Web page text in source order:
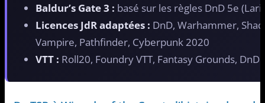
Baldur’s Gate 3 : basé sur les règles DnD 5e
Licences JdR adaptées : DnD, Warhammer,
Vampire, Pathfinder, Cyberpunk 2020
VTT : Roll20, Foundry VTT, Fantasy Grounds, DnD